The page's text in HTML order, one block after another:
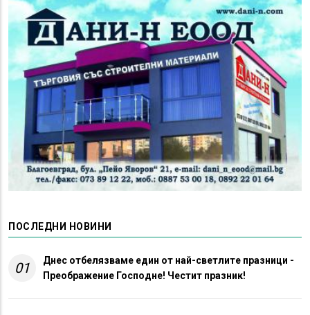
ПОСЛЕДНИ НОВИНИ
01
Днес отбелязваме един от най-светлите празници -
Преображение Господне! Честит празник!